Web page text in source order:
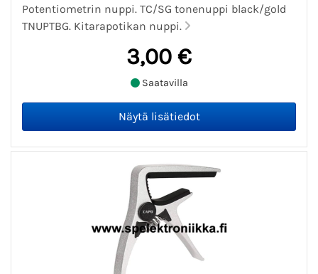
Potentiometrin nuppi. TC/SG tonenuppi black/gold
TNUPTBG. Kitarapotikan nuppi.
3,00 €
Saatavilla